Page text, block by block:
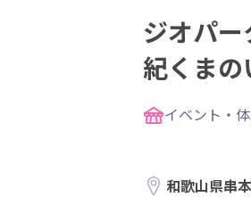
ジオパ
紀くまの
イベント・
和歌山県串